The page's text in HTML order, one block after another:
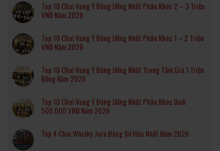
Top 10 Chai Vang Ý Đáng Uống Nhất Phân Khúc 2 – 3 Triệu
VNĐ Năm 2026
Top 10 Chai Vang Ý Đáng Uống Nhất Phân Khúc 1 – 2 Triệu
VNĐ Năm 2026
Top 10 Chai Vang Ý Đáng Uống Nhất Trong Tầm Giá 1 Triệu
Đồng Năm 2026
Top 10 Chai Vang Ý Đáng Uống Nhất Phân Khúc Dưới
500.000 VNĐ Năm 2026
Top 4 Chai Whisky Jura Đáng Sở Hữu Nhất Năm 2026